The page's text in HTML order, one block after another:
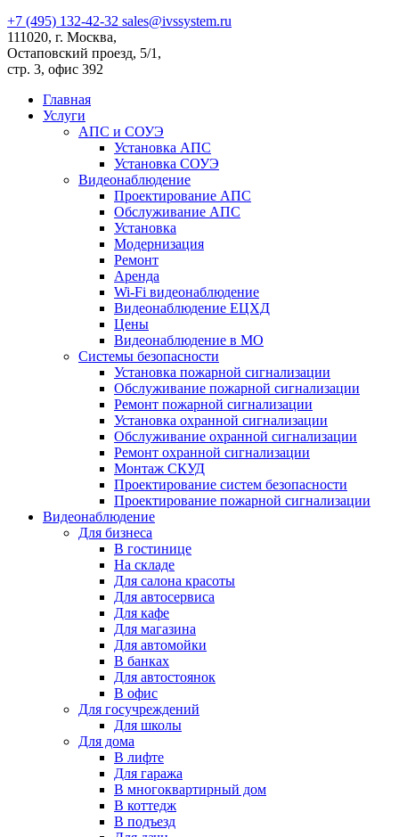
+7 (495) 132-42-32 sales@ivssystem.ru
111020, г. Москва,
Остаповский проезд, 5/1,
стр. 3, офис 392
Главная
Услуги
АПС и СОУЭ
Установка АПС
Установка СОУЭ
Видеонаблюдение
Проектирование АПС
Обслуживание АПС
Установка
Модернизация
Ремонт
Аренда
Wi-Fi видеонаблюдение
Видеонаблюдение ЕЦХД
Цены
Видеонаблюдение в МО
Системы безопасности
Установка пожарной сигнализации
Обслуживание пожарной сигнализации
Ремонт пожарной сигнализации
Установка охранной сигнализации
Обслуживание охранной сигнализации
Ремонт охранной сигнализации
Монтаж СКУД
Проектирование систем безопасности
Проектирование пожарной сигнализации
Видеонаблюдение
Для бизнеса
В гостинице
На складе
Для салона красоты
Для автосервиса
Для кафе
Для магазина
Для автомойки
В банках
Для автостоянок
В офис
Для госучреждений
Для школы
Для дома
В лифте
Для гаража
В многоквартирный дом
В коттедж
В подъезд